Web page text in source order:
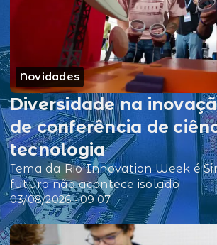
Novidades
03/08/2026 • 09:07
Diversidade na
de conferência de
tecnologia
Tema da Rio Innovation Week é
futuro não acontece isolado